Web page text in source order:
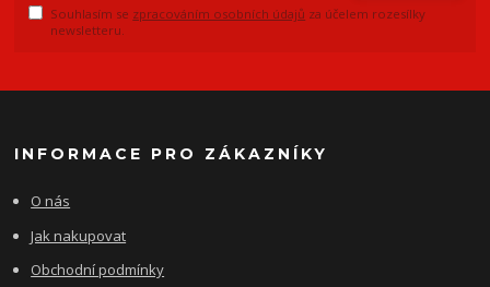
Souhlasím se zpracováním osobních údajů za účelem rozesílky
newsletteru.
INFORMACE PRO ZÁKAZNÍKY
O nás
Jak nakupovat
Obchodní podmínky